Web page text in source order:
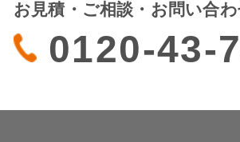
お見積・ご相談・お問い合
0120-43-